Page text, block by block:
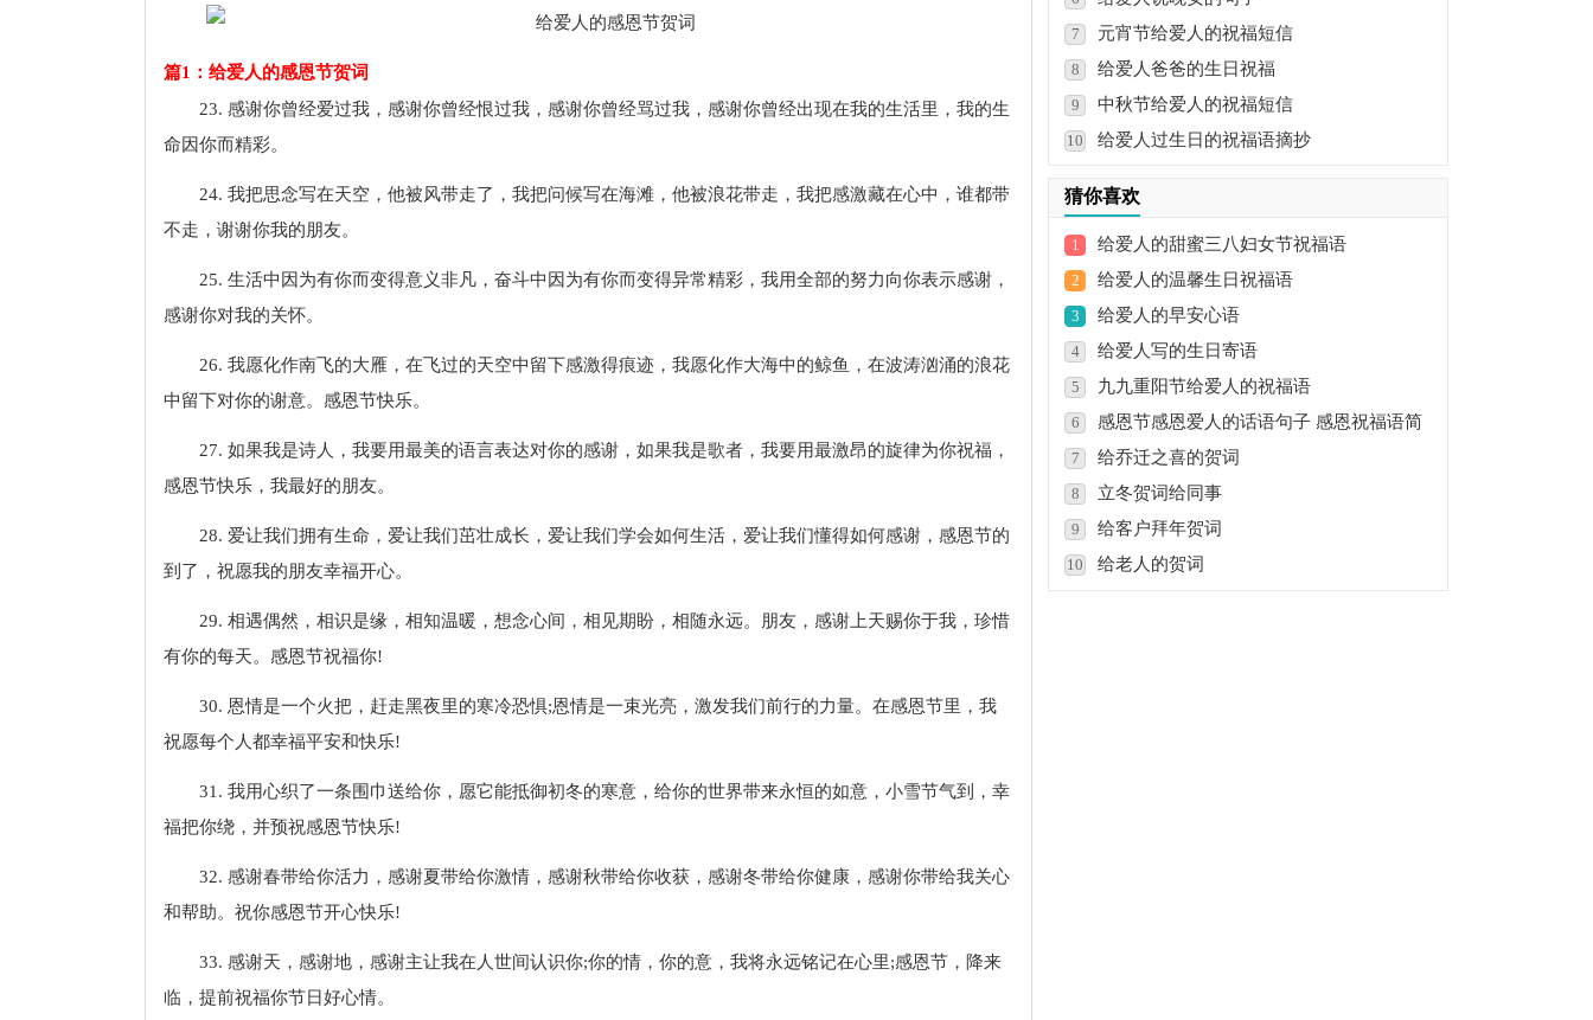
篇1：给爱人的感恩节贺词
23. 感谢你曾经爱过我，感谢你曾经恨过我，感谢你曾经骂过我，感谢你曾经出现在我的生活里，我的生
命因你而精彩。
24. 我把思念写在天空，他被风带走了，我把问候写在海滩，他被浪花带走，我把感激藏在心中，谁都带
不走，谢谢你我的朋友。
25. 生活中因为有你而变得意义非凡，奋斗中因为有你而变得异常精彩，我用全部的努力向你表示感谢，
感谢你对我的关怀。
26. 我愿化作南飞的大雁，在飞过的天空中留下感激得痕迹，我愿化作大海中的鲸鱼，在波涛汹涌的浪花
中留下对你的谢意。感恩节快乐。
27. 如果我是诗人，我要用最美的语言表达对你的感谢，如果我是歌者，我要用最激昂的旋律为你祝福，
感恩节快乐，我最好的朋友。
28. 爱让我们拥有生命，爱让我们茁壮成长，爱让我们学会如何生活，爱让我们懂得如何感谢，感恩节的
到了，祝愿我的朋友幸福开心。
29. 相遇偶然，相识是缘，相知温暖，想念心间，相见期盼，相随永远。朋友，感谢上天赐你于我，珍惜
有你的每天。感恩节祝福你!
30. 恩情是一个火把，赶走黑夜里的寒冷恐惧;恩情是一束光亮，激发我们前行的力量。在感恩节里，我
祝愿每个人都幸福平安和快乐!
31. 我用心织了一条围巾送给你，愿它能抵御初冬的寒意，给你的世界带来永恒的如意，小雪节气到，幸
福把你绕，并预祝感恩节快乐!
32. 感谢春带给你活力，感谢夏带给你激情，感谢秋带给你收获，感谢冬带给你健康，感谢你带给我关心
和帮助。祝你感恩节开心快乐!
33. 感谢天，感谢地，感谢主让我在人世间认识你;你的情，你的意，我将永远铭记在心里;感恩节，降来
临，提前祝福你节日好心情。
7 元宵节给爱人的祝福短信
8 给爱人爸爸的生日祝福
9 中秋节给爱人的祝福短信
10 给爱人过生日的祝福语摘抄
猜你喜欢
1 给爱人的甜蜜三八妇女节祝福语
2 给爱人的温馨生日祝福语
3 给爱人的早安心语
4 给爱人写的生日寄语
5 九九重阳节给爱人的祝福语
6
感恩节感恩爱人的话语句子 感恩祝福语简
短
7 给乔迁之喜的贺词
8 立冬贺词给同事
9 给客户拜年贺词
10 给老人的贺词